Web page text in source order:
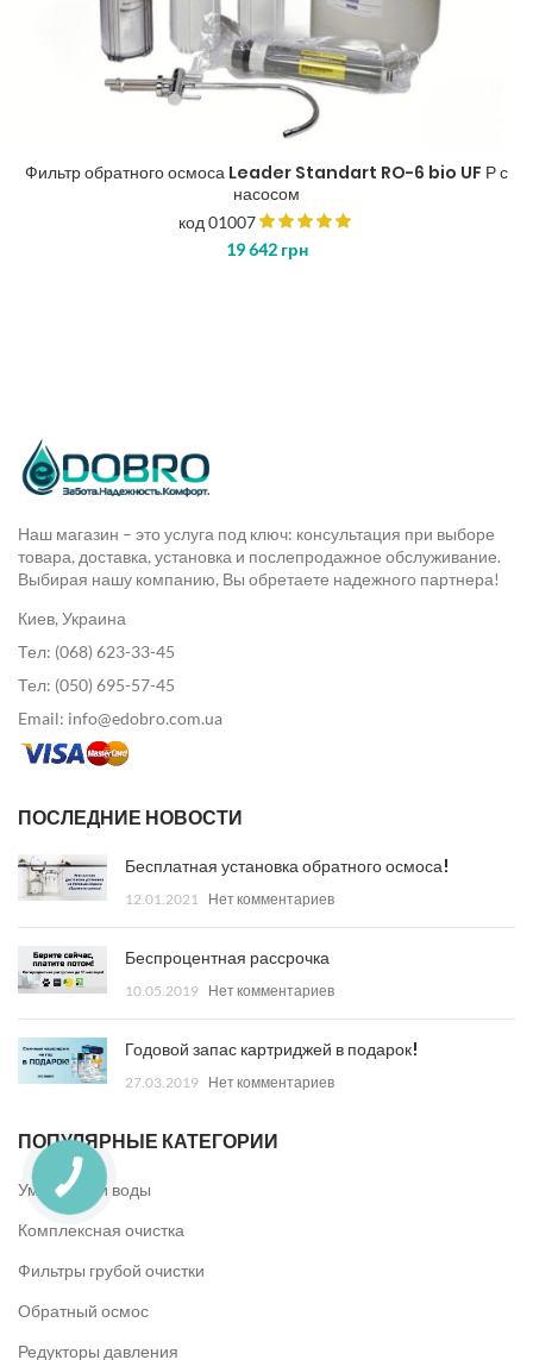
Фильтр обратного осмоса Leader Standart RO-6 bio UF Р с
насосом
код 01007
19 642 грн
Наш магазин – это услуга под ключ: консультация при выборе
товара, доставка, установка и послепродажное обслуживание.
Выбирая нашу компанию, Вы обретаете надежного партнера!
Киев, Украина
Тел: (068) 623-33-45
Тел: (050) 695-57-45
Email: info@edobro.com.ua
ПОСЛЕДНИЕ НОВОСТИ
Бесплатная установка обратного осмоса!
12.01.2021 Нет комментариев
Беспроцентная рассрочка
10.05.2019 Нет комментариев
Годовой запас картриджей в подарок!
27.03.2019 Нет комментариев
ПОПУЛЯРНЫЕ КАТЕГОРИИ
Умягчители воды
Комплексная очистка
Фильтры грубой очистки
Обратный осмос
Редукторы давления